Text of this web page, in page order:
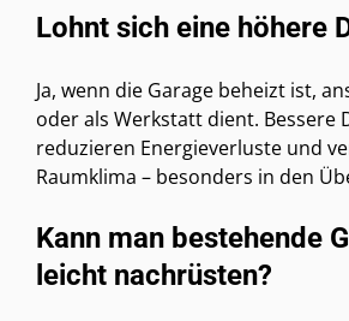
Lohnt sich eine höhere
Ja, wenn die Garage beheizt ist,
oder als Werkstatt dient. Bessere
reduzieren Energieverluste und
Raumklima – besonders in den
Kann man bestehende
leicht nachrüsten?